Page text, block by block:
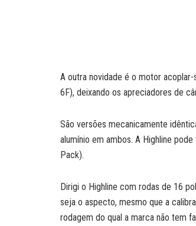
A outra novidade é o motor
6F), deixando os apreciadores de
São versões mecanicamente
alumínio em ambos. A Highline
Pack).
Dirigi o Highline com rodas de 16
seja o aspecto, mesmo que a
rodagem do qual a marca não tem